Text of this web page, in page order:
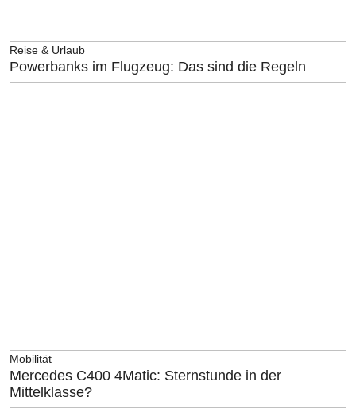
Reise & Urlaub
Powerbanks im Flugzeug: Das sind die Regeln
Mobilität
Mercedes C400 4Matic: Sternstunde in der
Mittelklasse?